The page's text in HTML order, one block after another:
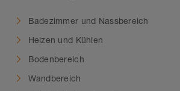
Badezimmer und Nassbereich
Heizen und Kühlen
Bodenbereich
Wandbereich